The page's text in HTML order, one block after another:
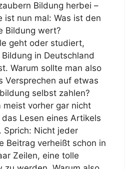
Bildung herbei –
ist nun mal: Was ist den
Bildung wert?
geht oder studiert,
in Deutschland
Warum sollte man also
Versprechen auf etwas
selbst zahlen?
meist vorher gar nicht
Lesen eines Artikels
Sprich: Nicht jeder
Beitrag verheißt schon in
Zeilen, eine tolle